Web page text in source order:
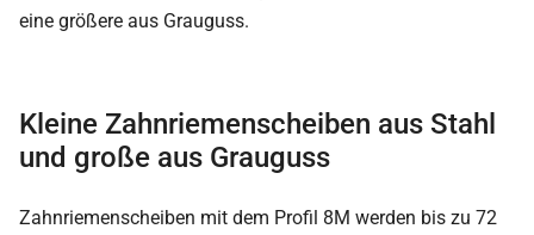
Kleine Zahnriemenscheiben aus Stahl
und große aus Grauguss
Zahnriemenscheiben mit dem Profil 8M werden bis zu 72